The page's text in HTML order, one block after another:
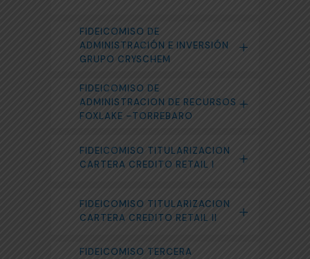
FIDEICOMISO DE
ADMINISTRACIÓN E INVERSIÓN
GRUPO CRYSCHEM
FIDEICOMISO DE
ADMINISTRACION DE RECURSOS
FOXLAKE –TORREBARO
FIDEICOMISO TITULARIZACION
CARTERA CREDITO RETAIL I
FIDEICOMISO TITULARIZACION
CARTERA CREDITO RETAIL II
FIDEICOMISO TERCERA